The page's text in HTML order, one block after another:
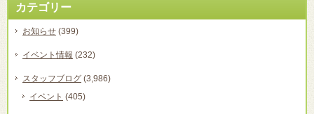
カテゴリー
お知らせ (399)
イベント情報 (232)
スタッフブログ (3,986)
イベント (405)